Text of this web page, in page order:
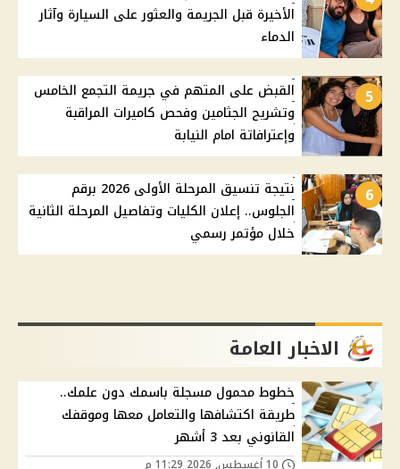
الأخيرة قبل الجريمة والعثور على السيارة وآثار
الدماء
5
القبض على المتهم في جريمة التجمع الخامس
وتشريح الجثامين وفحص كاميرات المراقبة
وإعترافاتة امام النيابة
6
نتيجة تنسيق المرحلة الأولى 2026 برقم
الجلوس.. إعلان الكليات وتفاصيل المرحلة الثانية
خلال مؤتمر رسمي
الاخبار العامة
خطوط محمول مسجلة باسمك دون علمك..
طريقة اكتشافها والتعامل معها وموقفك
القانوني بعد 3 أشهر